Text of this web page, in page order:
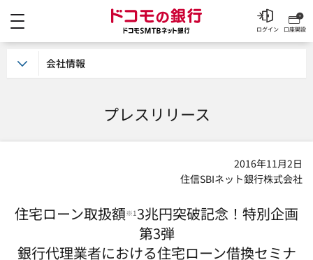
ドコモの銀行 ドコモ
口座開設
ログイン
プレスリリース
2016年11月2日
住信SBIネット銀行株式会社
住宅ローン取扱額※13兆円突破記念！特別企画
第3弾
銀行代理業者における住宅ローン借換セミナ
会社情報